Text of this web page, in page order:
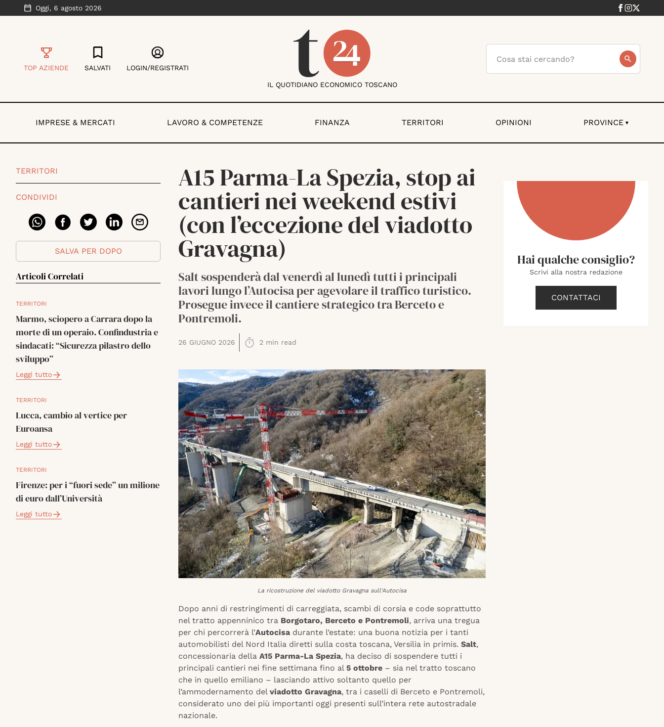
Oggi, 6 agosto 2026
TOP AZIENDE SALVATI LOGIN/REGISTRATI
IL QUOTIDIANO ECONOMICO TOSCANO
IMPRESE & MERCATI LAVORO & COMPETENZE FINANZA TERRITORI OPINIONI PROVINCE ▾
TERRITORI
CONDIVIDI
SALVA PER DOPO
Articoli Correlati
TERRITORI
Marmo, sciopero a Carrara dopo la
morte di un operaio. Confindustria e
sindacati: “Sicurezza pilastro dello
sviluppo”
Leggi tutto
TERRITORI
Lucca, cambio al vertice per
Euroansa
Leggi tutto
TERRITORI
Firenze: per i “fuori sede” un milione
di euro dall’Università
Leggi tutto
A15 Parma-La Spezia, stop ai
cantieri nei weekend estivi
(con l’eccezione del viadotto
Gravagna)
Salt sospenderà dal venerdì al lunedì tutti i principali
lavori lungo l’Autocisa per agevolare il traffico turistico.
Prosegue invece il cantiere strategico tra Berceto e
Pontremoli.
26 GIUGNO 2026 2 min read
La ricostruzione del viadotto Gravagna sull'Autocisa
Dopo anni di restringimenti di carreggiata, scambi di corsia e code soprattutto
nel tratto appenninico tra Borgotaro, Berceto e Pontremoli, arriva una tregua
per chi percorrerà l’Autocisa durante l’estate: una buona notizia per i tanti
automobilisti del Nord Italia diretti sulla costa toscana, Versilia in primis. Salt,
concessionaria della A15 Parma-La Spezia, ha deciso di sospendere tutti i
principali cantieri nei fine settimana fino al 5 ottobre – sia nel tratto toscano
che in quello emiliano – lasciando attivo soltanto quello per
l’ammodernamento del viadotto Gravagna, tra i caselli di Berceto e Pontremoli,
considerato uno dei più importanti oggi presenti sull’intera rete autostradale
nazionale.
Hai qualche consiglio?
Scrivi alla nostra redazione
CONTATTACI